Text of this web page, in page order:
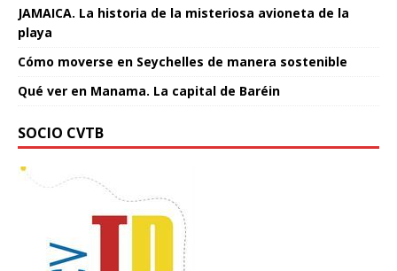
JAMAICA. La historia de la misteriosa avioneta de la
playa
Cómo moverse en Seychelles de manera sostenible
Qué ver en Manama. La capital de Baréin
SOCIO CVTB